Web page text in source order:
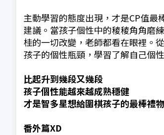
主動學習的態度出現，才是CP值
建議。當孩子個性中的稜稜角角磨
桂的一切改變，老師都看在眼裡。
孩子的個性瓶頸，學習了解自己個
比起升到幾段又幾段
孩子個性能越來越成熟穩健
才是智多星想給圍棋孩子的最棒禮物
番外篇XD